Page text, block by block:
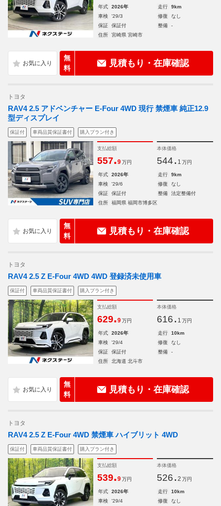
年式 2026年 走行
9km
車検
'29/3 修復
なし
保証
保証付 整備
-
住所
宮崎県 宮崎市
無
料
見積もり・在庫確認
トヨタ
RAV4 2.5 アドベンチャー E-Four 4WD 現行 禁煙車 純正12.9
型ディスプレイ
保証付 車両品質保証書付 購入プラン付き
支払総額
557.9 万円
本体価格
544. 1 万円
年式 2026年 走行
9km
車検
'29/6 修復
なし
保証
保証付 整備
法定整備付
住所
福岡県 福岡市博多区
無
料
見積もり・在庫確認
トヨタ
RAV4 2.5 Z E-Four 4WD 4WD 登録済未使用車
保証付 車両品質保証書付 購入プラン付き
支払総額
629.9 万円
本体価格
616. 1 万円
年式 2026年 走行
10km
車検
'29/4 修復
なし
保証
保証付 整備
-
住所
北海道 北斗市
無
料
見積もり・在庫確認
トヨタ
RAV4 2.5 Z E-Four 4WD 禁煙車 ハイブリット 4WD
保証付 車両品質保証書付 購入プラン付き
支払総額
539.9 万円
本体価格
526. 2 万円
年式 2026年 走行
10km
車検
'29/4 修復
なし